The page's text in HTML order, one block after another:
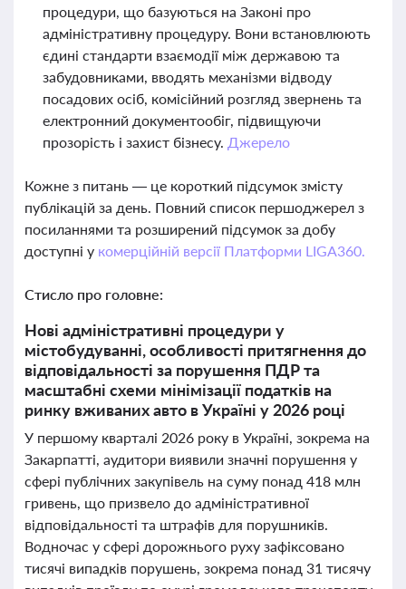
процедури, що базуються на Законі про
адміністративну процедуру. Вони встановлюють
єдині стандарти взаємодії між державою та
забудовниками, вводять механізми відводу
посадових осіб, комісійний розгляд звернень та
електронний документообіг, підвищуючи
прозорість і захист бізнесу. Джерело
Кожне з питань — це короткий підсумок змісту
публікацій за день. Повний список першоджерел з
посиланнями та розширений підсумок за добу
доступні у комерційній версії Платформи LIGA360.
Стисло про головне:
Нові адміністративні процедури у
містобудуванні, особливості притягнення до
відповідальності за порушення ПДР та
масштабні схеми мінімізації податків на
ринку вживаних авто в Україні у 2026 році
У першому кварталі 2026 року в Україні, зокрема на
Закарпатті, аудитори виявили значні порушення у
сфері публічних закупівель на суму понад 418 млн
гривень, що призвело до адміністративної
відповідальності та штрафів для порушників.
Водночас у сфері дорожнього руху зафіксовано
тисячі випадків порушень, зокрема понад 31 тисячу